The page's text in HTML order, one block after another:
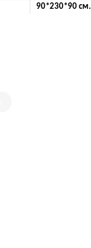
90*230*90 см.